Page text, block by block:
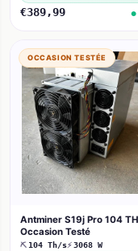
€389,99 ●
OCCASION TESTÉE
Antminer S19j Pro 104
Occasion Testé
⛏ 104 Th/s⚡3068 W